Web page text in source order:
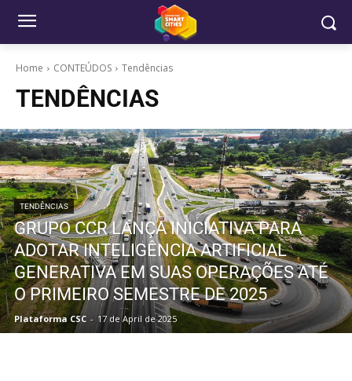
Home CONTEÚDOS Tendências
TENDÊNCIAS
TENDÊNCIAS
GRUPO CCR LANÇA INICIATIVA PARA
ADOTAR INTELIGÊNCIA ARTIFICIAL
GENERATIVA EM SUAS OPERAÇÕES ATÉ
O PRIMEIRO SEMESTRE DE 2025
Plataforma CSC - 17 de April de 2025